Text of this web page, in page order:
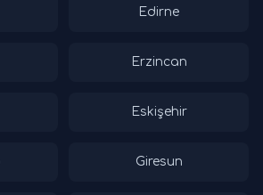
Edirne
Erzincan
Eskişehir
Giresun